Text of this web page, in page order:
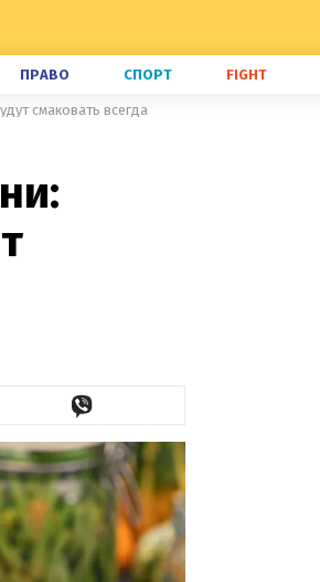
ПРАВО СПОРТ FIGHT
смаковать всегда